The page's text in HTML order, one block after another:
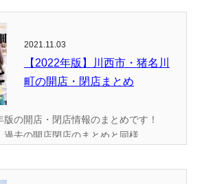
2021.11.03
【2022年版】川西市・猪名川
町の開店・閉店まとめ
の開店・閉店情報のまとめです！
過去の開店閉店のまとめと同様...